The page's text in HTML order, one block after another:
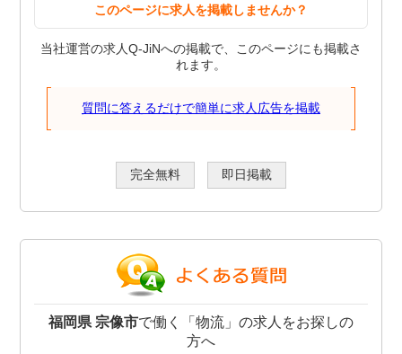
このページに求人を掲載しませんか？
当社運営の求人Q-JiNへの掲載で、このページにも掲載さ
れます。
質問に答えるだけで簡単に求人広告を掲載
完全無料 即日掲載
福岡県 宗像市で働く「物流」の求人をお探しの
方へ